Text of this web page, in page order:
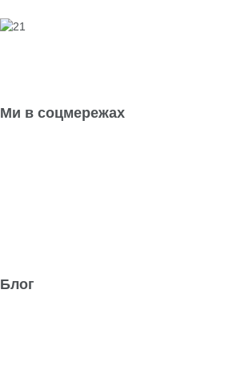
Ми в соцмережах
Блог